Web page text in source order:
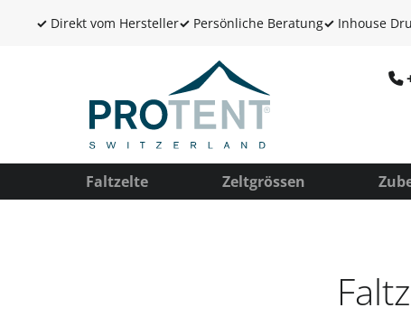
✓ Direkt vom Hersteller✓ Persönliche Beratung✓ Inhouse
Faltzelte Zeltgrössen